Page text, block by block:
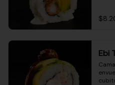
Ebi